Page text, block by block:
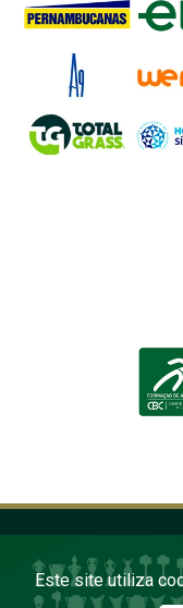
Este site utiliza